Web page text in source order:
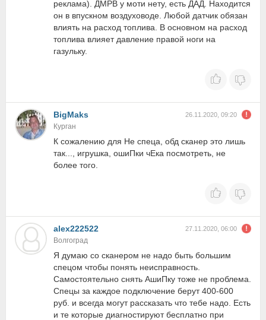
реклама). ДМРВ у моти нету, есть ДАД. Находится
он в впускном воздуховоде. Любой датчик обязан
влиять на расход топлива. В основном на расход
топлива влияет давление правой ноги на
газульку.
BigMaks 26.11.2020, 09:20
Курган
К сожалению для Не спеца, обд сканер это лишь
так..., игрушка, ошиПки чЕка посмотреть, не
более того.
alex222522 27.11.2020, 06:00
Волгоград
Я думаю со сканером не надо быть большим
спецом чтобы понять неисправность.
Самостоятельно снять АшиПку тоже не проблема.
Спецы за каждое подключение берут 400-600
руб. и всегда могут рассказать что тебе надо. Есть
и те которые диагностируют бесплатно при